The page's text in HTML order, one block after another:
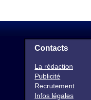
Contacts
La rédaction
Publicité
Recrutement
Infos légales